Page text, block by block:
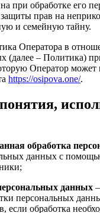
при обработке его
прав на
и семейную тайну.
Оператора в
(далее – Политика)
Оператор может
https://osipova.one/.
обработка
данных с
данных
персональных
если обработка